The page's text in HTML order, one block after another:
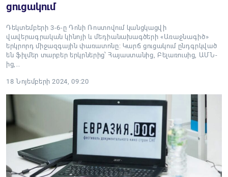
ցուցակում
Դեկտեմբերի 3-6-ը Դոնի Ռոստովում կանցկացվի
վավերագրական կինոյի և մեդիանախագծերի «Առաջնագիծ»
երկրորդ միջազգային փառատոնը: Կարճ ցուցակում ընդգրկված
են ֆիլմեր տարբեր երկրներից՝ Հայաստանից, Բելառուսից, ԱՄՆ-
ից,…
18 Նոյեմբերի 2024, 09:20